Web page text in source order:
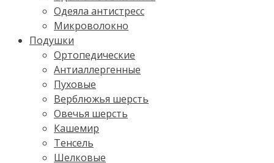
Одеяла антистресс
Микроволокно
Подушки
Ортопедические
Антиаллергенные
Пуховые
Верблюжья шерсть
Овечья шерсть
Кашемир
Тенсель
Шелковые